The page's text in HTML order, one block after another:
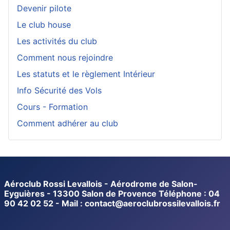
Devenir pilote
Le club house
Les activités du club
Comment nous rejoindre
Les statuts et le règlement Intérieur
Info Sécurité des Vols
Cours - Formation
Comment adhérer au club
Aéroclub Rossi Levallois - Aérodrome de Salon-
Eyguières - 13300 Salon de Provence Téléphone : 04
90 42 02 52 - Mail : contact@aeroclubrossilevallois.fr